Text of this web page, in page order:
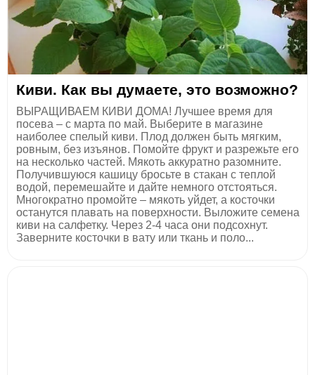
Киви. Как вы думаете, это возможно?
ВЫРАЩИВАЕМ КИВИ ДОМА! Лучшее время для
посева – с марта по май. Выберите в магазине
наиболее спелый киви. Плод должен быть мягким,
ровным, без изъянов. Помойте фрукт и разрежьте его
на несколько частей. Мякоть аккуратно разомните.
Получившуюся кашицу бросьте в стакан с теплой
водой, перемешайте и дайте немного отстояться.
Многократно промойте – мякоть уйдет, а косточки
останутся плавать на поверхности. Выложите семена
киви на салфетку. Через 2-4 часа они подсохнут.
Заверните косточки в вату или ткань и поло...